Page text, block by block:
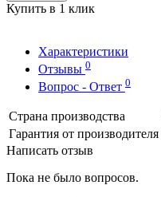
Купить в 1 клик
Характеристики
Отзывы 0
Вопрос - Ответ 0
Страна производства
Гарантия от производителя
Написать отзыв
Пока не было вопросов.